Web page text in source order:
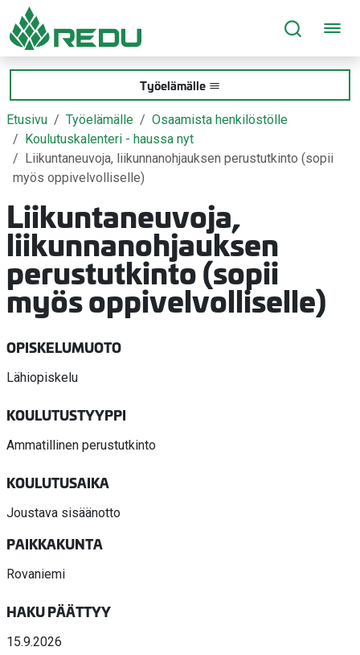
Siirry sivusisältöön
Työelämälle
Etusivu Työelämälle
Osaamista henkilöstölle
Koulutuskalenteri - haussa nyt
Liikuntaneuvoja, liikunnanohjauksen perustutkinto (sopii
myös oppivelvolliselle)
Liikuntaneuvoja,
liikunnanohjauksen
perustutkinto (sopii
myös oppivelvolliselle)
OPISKELUMUOTO
Lähiopiskelu
KOULUTUSTYYPPI
Ammatillinen perustutkinto
KOULUTUSAIKA
Joustava sisäänotto
PAIKKAKUNTA
Rovaniemi
HAKU PÄÄTTYY
15.9.2026